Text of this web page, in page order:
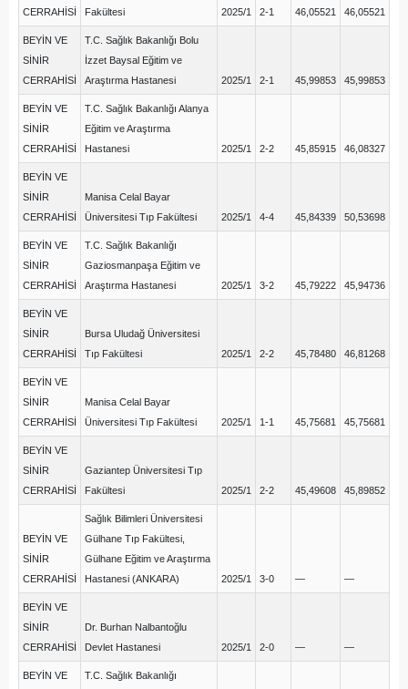
CERRAHİSİ Fakültesi 2025/1 2-1 46,05521 46,05521
BEYİN VE
SİNİR
CERRAHİSİ
T.C. Sağlık Bakanlığı Bolu
İzzet Baysal Eğitim ve
Araştırma Hastanesi
2025/1 2-1 45,99853 45,99853
BEYİN VE
SİNİR
CERRAHİSİ
T.C. Sağlık Bakanlığı Alanya
Eğitim ve Araştırma
Hastanesi
2025/1 2-2 45,85915 46,08327
BEYİN VE
SİNİR
CERRAHİSİ
Manisa Celal Bayar
Üniversitesi Tıp Fakültesi
2025/1 4-4 45,84339 50,53698
BEYİN VE
SİNİR
CERRAHİSİ
T.C. Sağlık Bakanlığı
Gaziosmanpaşa Eğitim ve
Araştırma Hastanesi
2025/1 3-2 45,79222 45,94736
BEYİN VE
SİNİR
CERRAHİSİ
Bursa Uludağ Üniversitesi
Tıp Fakültesi
2025/1 2-2 45,78480 46,81268
BEYİN VE
SİNİR
CERRAHİSİ
Manisa Celal Bayar
Üniversitesi Tıp Fakültesi
2025/1 1-1 45,75681 45,75681
BEYİN VE
SİNİR
CERRAHİSİ
Gaziantep Üniversitesi Tıp
Fakültesi
2025/1 2-2 45,49608 45,89852
BEYİN VE
SİNİR
CERRAHİSİ
Sağlık Bilimleri Üniversitesi
Gülhane Tıp Fakültesi,
Gülhane Eğitim ve Araştırma
Hastanesi (ANKARA)
2025/1 3-0 — —
BEYİN VE
SİNİR
CERRAHİSİ
Dr. Burhan Nalbantoğlu
Devlet Hastanesi
2025/1 2-0 — —
BEYİN VE
T.C. Sağlık Bakanlığı